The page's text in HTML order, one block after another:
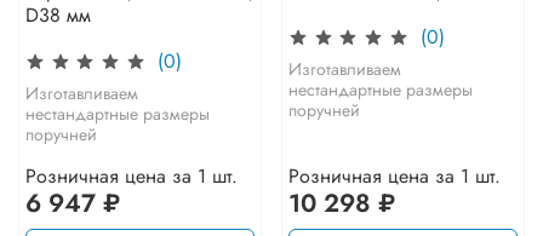
D38 мм
(0)
Изготавливаем
нестандартные размеры
поручней
Розничная цена за 1 шт.
6 947 ₽
(0)
Изготавливаем
нестандартные размеры
поручней
Розничная цена за 1 шт.
10 298 ₽